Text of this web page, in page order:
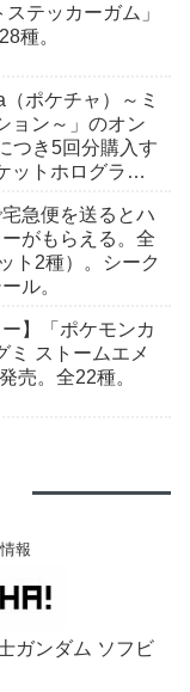
テッカーガム」
種。
（ポケチャ）～ミ
ョン～」のオン
つき5回分購入す
ットホログラム
急便を送るとハ
がもらえる。全
ト2種）。シーク
ル。
】「ポケモンカ
ミ ストームエメ
売。全22種。
報
ガンダム ソフビ